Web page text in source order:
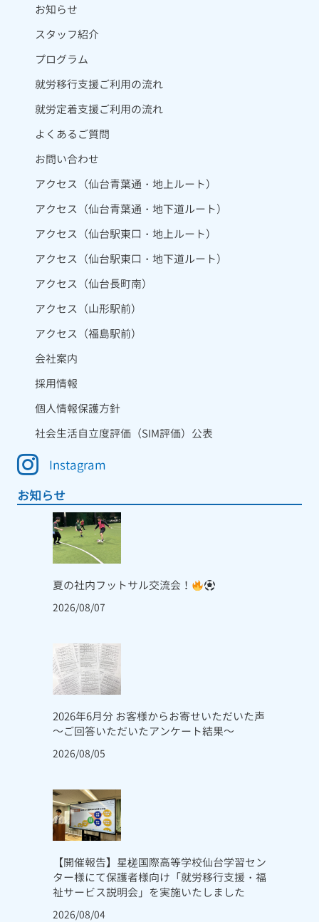
お知らせ
スタッフ紹介
プログラム
就労移行支援ご利用の流れ
就労定着支援ご利用の流れ
よくあるご質問
お問い合わせ
アクセス（仙台青葉通・地上ルート）
アクセス（仙台青葉通・地下道ルート）
アクセス（仙台駅東口・地上ルート）
アクセス（仙台駅東口・地下道ルート）
アクセス（仙台長町南）
アクセス（山形駅前）
アクセス（福島駅前）
会社案内
採用情報
個人情報保護方針
社会生活自立度評価（SIM評価）公表
Instagram
お知らせ
夏の社内フットサル交流会！
2026/08/07
2026年6月分 お客様からお寄せいただいた声
～ご回答いただいたアンケート結果～
2026/08/05
【開催報告】星槎国際高等学校仙台学習セン
ター様にて保護者様向け「就労移行支援・福
祉サービス説明会」を実施いたしました
2026/08/04